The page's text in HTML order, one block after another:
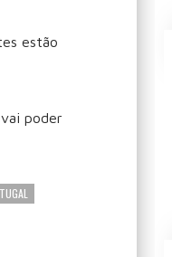
estão
poder